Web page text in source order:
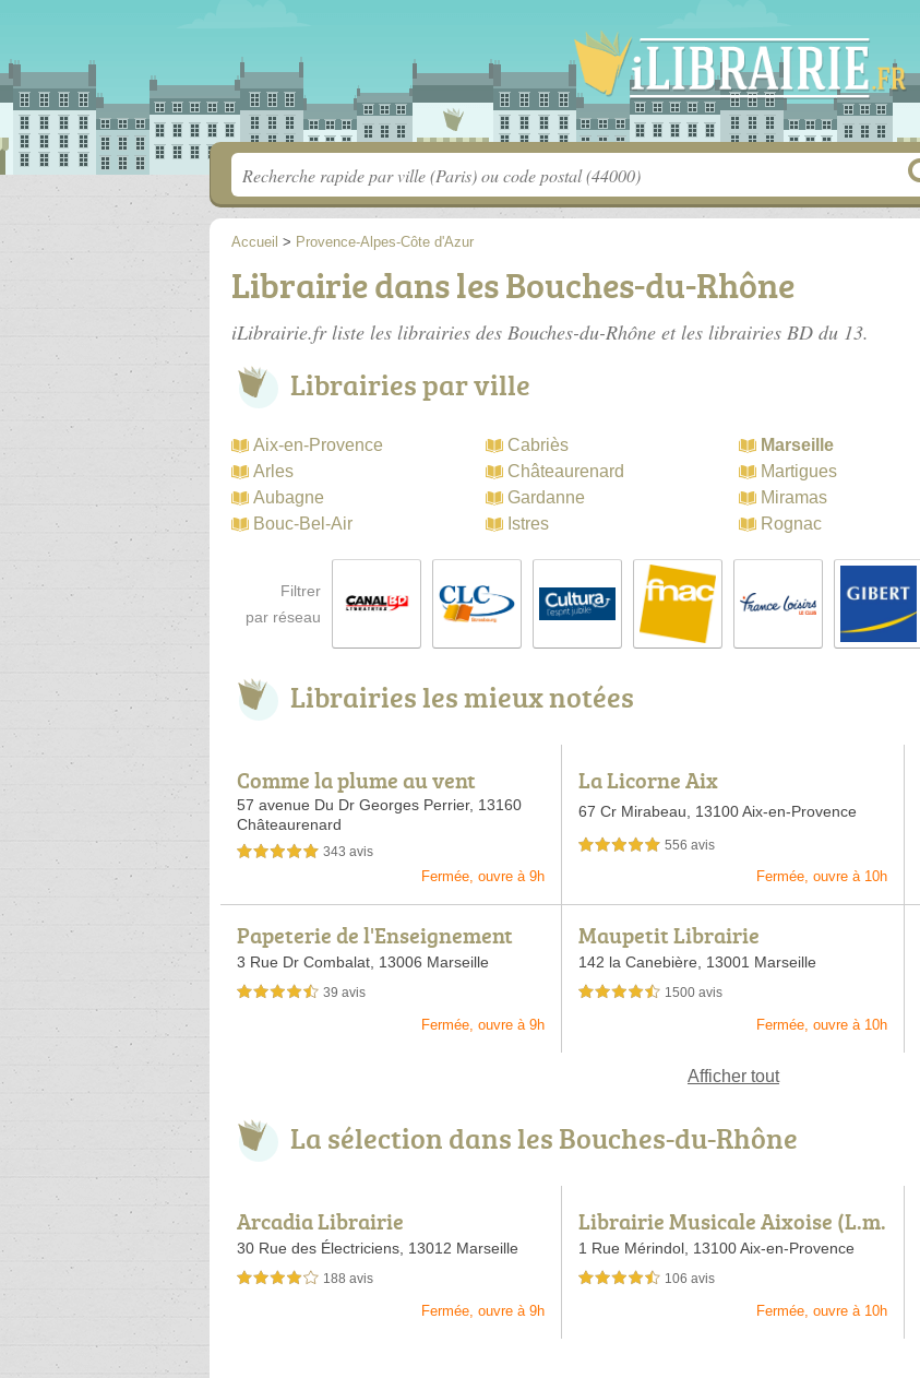
Accueil > Provence-Alpes-Côte d'Azur
Librairie dans les Bouches-du-Rhône
iLibrairie.fr liste les librairies des Bouches-du-Rhône et les librairies BD du 13.
Librairies par ville
Aix-en-Provence
Arles
Aubagne
Bouc-Bel-Air
Cabriès
Châteaurenard
Gardanne
Istres
Marseille
Martigues
Miramas
Rognac
Filtrer
par réseau
Librairies les mieux notées
Comme la plume au vent
57 avenue Du Dr Georges Perrier, 13160
Châteaurenard
5,0 étoiles sur 5 343 avis
Fermée, ouvre à 9h
La Licorne Aix
67 Cr Mirabeau, 13100 Aix-en-Provence
5,0 étoiles sur 5 556 avis
Fermée, ouvre à 10h
Papeterie de l'Enseignement
3 Rue Dr Combalat, 13006 Marseille
4,5 étoiles sur 5 39 avis
Fermée, ouvre à 9h
Maupetit Librairie
142 la Canebière, 13001 Marseille
4,5 étoiles sur 5 1500 avis
Fermée, ouvre à 10h
Afficher tout
La sélection dans les Bouches-du-Rhône
Arcadia Librairie
30 Rue des Électriciens, 13012 Marseille
4,0 étoiles sur 5 188 avis
Fermée, ouvre à 9h
Librairie Musicale Aixoise (L.m.
a.)
1 Rue Mérindol, 13100 Aix-en-Provence
4,5 étoiles sur 5 106 avis
Fermée, ouvre à 10h